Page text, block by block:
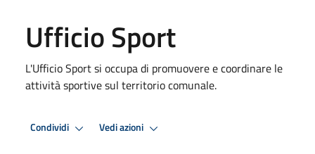
Ufficio Sport
L'Ufficio Sport si occupa di promuovere e coordinare le
attività sportive sul territorio comunale.
Condividi Vedi azioni